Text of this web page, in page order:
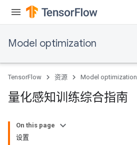
Model optimization
TensorFlow 资源 Model optimization
量化感知训练综合指南
On this page
设置